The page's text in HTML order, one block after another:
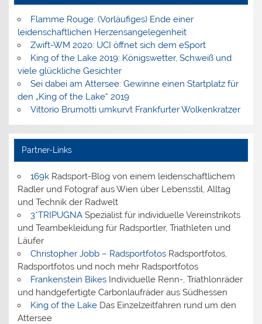
Flamme Rouge: (Vorläufiges) Ende einer
leidenschaftlichen Herzensangelegenheit
Zwift-WM 2020: UCI öffnet sich dem eSport
King of the Lake 2019: Königswetter, Schweiß und
viele glückliche Gesichter
Sei dabei am Attersee: Gewinne einen Startplatz für
den „King of the Lake“ 2019
Vittorio Brumotti umkurvt Frankfurter Wolkenkratzer
Partner-Links
169kRadsport-Blog von einem leidenschaftlichem
Radler und Fotograf aus Wien über Lebensstil, Alltag
und Technik der Radwelt
3*TRIPUGNASpezialist für individuelle Vereinstrikots
und Teambekleidung für Radsportler, Triathleten und
Läufer
Christopher Jobb – RadsportfotosRadsportfotos,
Radsportfotos und noch mehr Radsportfotos
Frankenstein BikesIndividuelle Renn-, Triathlonräder
und handgefertigte Carbonlaufräder aus Südhessen
King of the LakeDas Einzelzeitfahren rund um den
Attersee